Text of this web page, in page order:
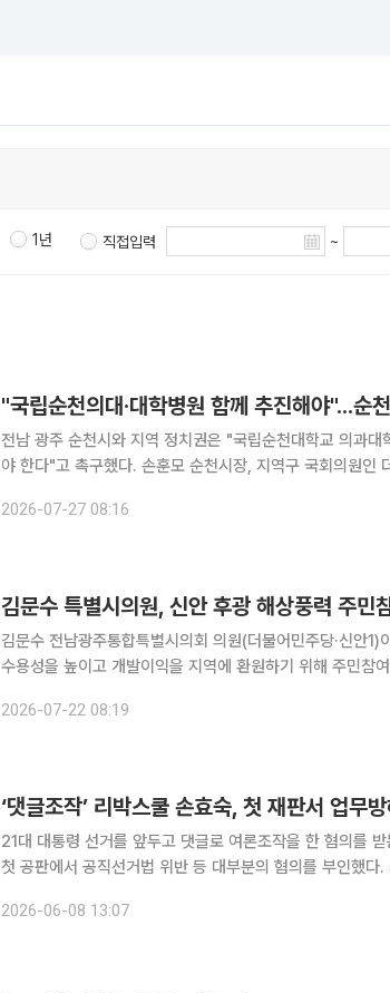
1년 직접입력 ~
"국립순천의대·대학병원 함께 추진해야"...순
전남 광주 순천시와 지역 정치권은 "국립순천대학교 의과대
야 한다"고 촉구했다. 손훈모 순천시장, 지역구 국회의원인 더불어민주당 김문수·권향엽 의원, 순천
설이 밀집한 지역인데도 국립대병원이나 상급종합병원이 없
2026-07-27 08:16
김문수 특별시의원, 신안 후광 해상풍력 주민
김문수 전남광주통합특별시의회 의원(더불어민주당·신안
수용성을 높이고 개발이익을 지역에 환원하기 위해 주민참여 펀드 도
지역주민들이 쉽게 참여할 수 없었던 구조"라며 "행정이 주
2026-07-22 08:19
‘댓글조작’ 리박스쿨 손효숙, 첫 재판서 업무
21대 대통령 선거를 앞두고 댓글로 여론조작을 한 혐의를
첫 공판에서 공직선거법 위반 등 대부분의 혐의를 부인했다. 서울중앙지법 형사합의30부(박옥희 부
2026-06-08 13:07